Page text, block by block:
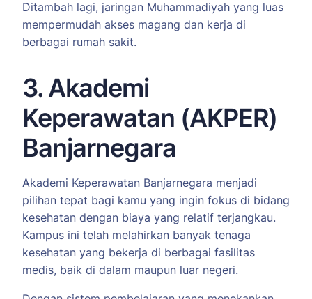
Ditambah lagi, jaringan Muhammadiyah yang luas
mempermudah akses magang dan kerja di
berbagai rumah sakit.
3. Akademi
Keperawatan (AKPER)
Banjarnegara
Akademi Keperawatan Banjarnegara menjadi
pilihan tepat bagi kamu yang ingin fokus di bidang
kesehatan dengan biaya yang relatif terjangkau.
Kampus ini telah melahirkan banyak tenaga
kesehatan yang bekerja di berbagai fasilitas
medis, baik di dalam maupun luar negeri.